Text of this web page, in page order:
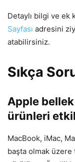
Detaylı bilgi ve ek
Sayfası adresini
atabilirsiniz.
Sıkça
Apple
ürünleri
MacBook, iMac,
başta olmak üzere